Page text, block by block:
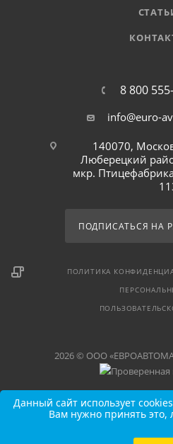
8 800
info@euro-
140070,
Люберецкий
мкр.
ПОДПИСАТЬСЯ НА
ПОЛИТИКА
2026 © ООО
Данный сайт использует
Вам нужно принять это,